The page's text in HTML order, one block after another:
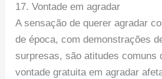
17. Vontade em agradar
A sensação de querer agradar
de época, com demonstrações
surpresas, são atitudes comuns
vontade gratuita em agradar